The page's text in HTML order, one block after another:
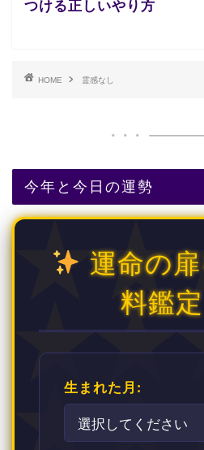
つける正しいやり方
HOME 霊感なし
今年と今日の運勢
運命の
料鑑定
生まれた月: